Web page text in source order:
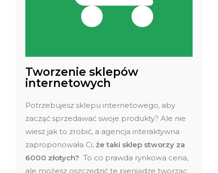
Tworzenie sklepów
internetowych
Potrzebujesz sklepu internetowego, aby
zacząć sprzedawać swoje produkty? Ale nie
wiesz jak to zrobić, a agencja interaktywna
zaproponowała Ci,że taki sklep stworzy za
6000 złotych? To co prawda rynkowa cena,
ale możesz oszczędzić te pieniądze tworząc